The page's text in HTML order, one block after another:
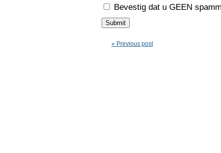
Bevestig dat u GEEN
« Previous post